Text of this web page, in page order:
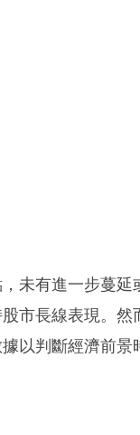
未有進一步蔓
市長線表現。
以判斷經濟前